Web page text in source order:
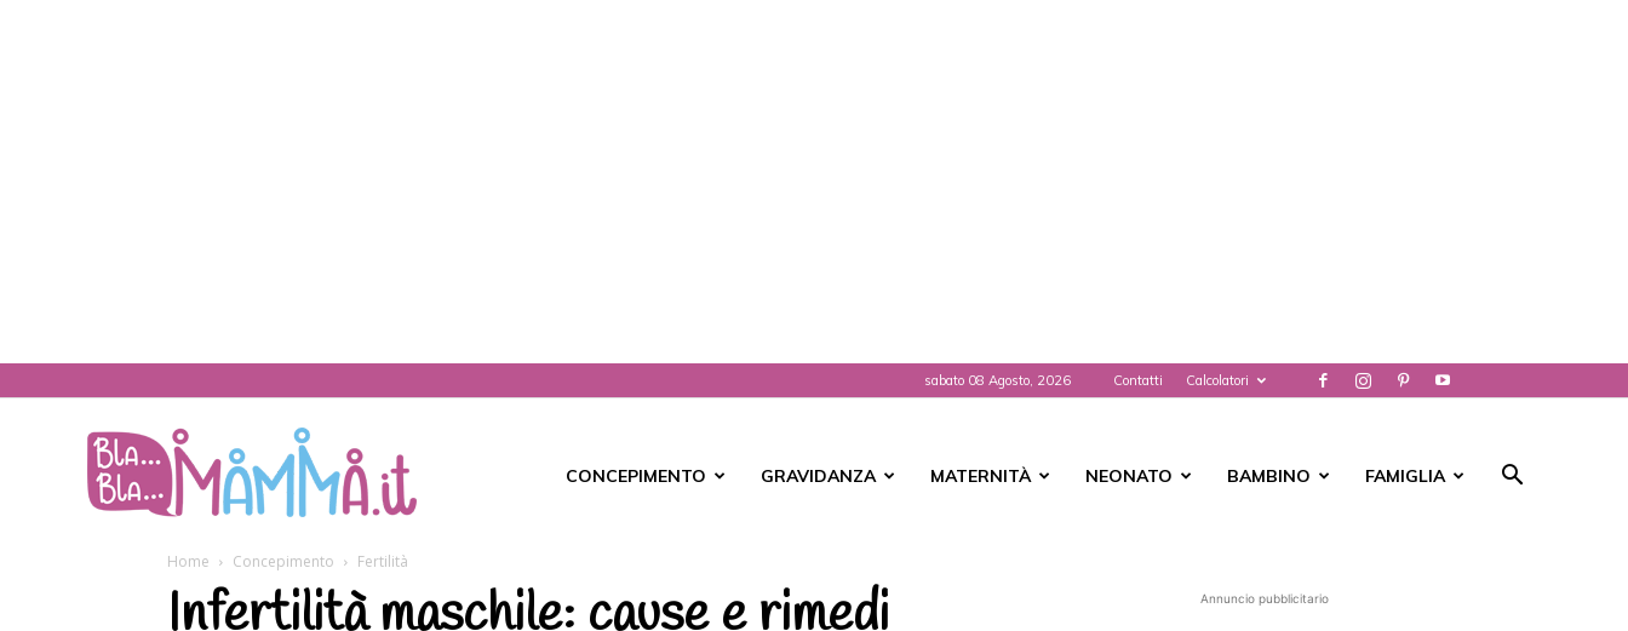
sabato 08 Agosto, 2026 Contatti Calcolatori
CONCEPIMENTO GRAVIDANZA MATERNITÀ NEONATO BAMBINO FAMIGLIA
Home Concepimento Fertilità
Infertilità maschile: cause e rimedi Annuncio pubblicitario